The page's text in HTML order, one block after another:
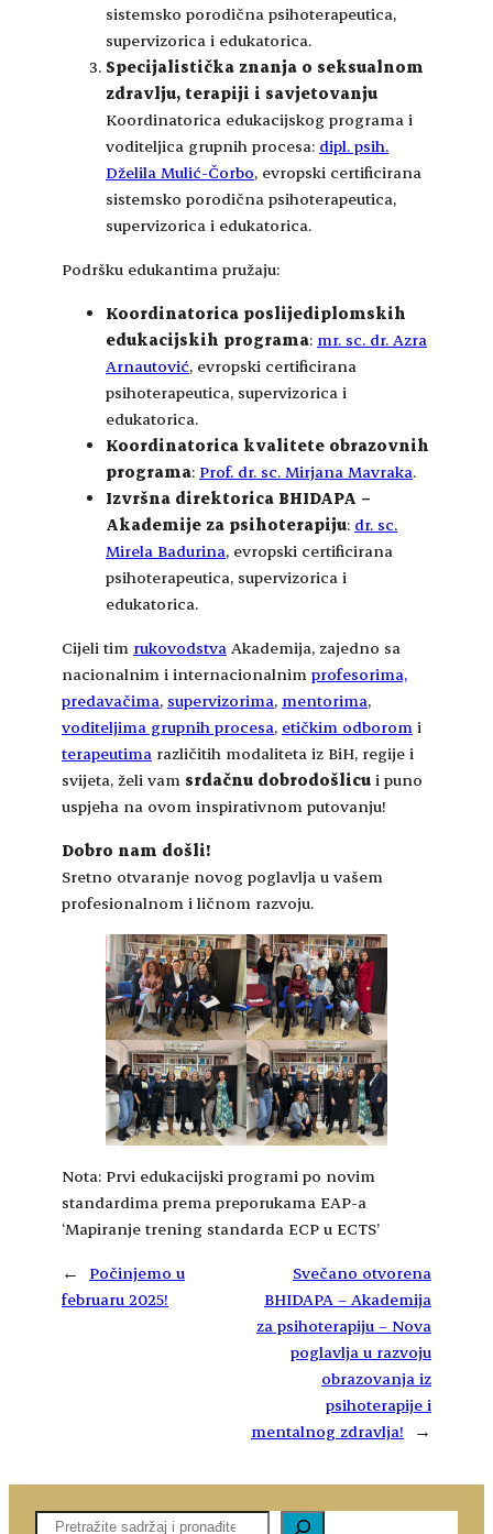
sistemsko porodična psihoterapeutica,
supervizorica i edukatorica.
Specijalistička znanja o seksualnom
zdravlju, terapiji i savjetovanju
Koordinatorica edukacijskog programa i
voditeljica grupnih procesa: dipl. psih.
Dželila Mulić-Čorbo, evropski certificirana
sistemsko porodična psihoterapeutica,
supervizorica i edukatorica.
Podršku edukantima pružaju:
Koordinatorica poslijediplomskih
edukacijskih programa: mr. sc. dr. Azra
Arnautović, evropski certificirana
psihoterapeutica, supervizorica i
edukatorica.
Koordinatorica kvalitete obrazovnih
programa: Prof. dr. sc. Mirjana Mavraka.
Izvršna direktorica BHIDAPA –
Akademije za psihoterapiju: dr. sc.
Mirela Badurina, evropski certificirana
psihoterapeutica, supervizorica i
edukatorica.
Cijeli tim rukovodstva Akademija, zajedno sa
nacionalnim i internacionalnim profesorima,
predavačima, supervizorima, mentorima,
voditeljima grupnih procesa, etičkim odborom i
terapeutima različitih modaliteta iz BiH, regije i
svijeta, želi vam srdačnu dobrodošlicu i puno
uspjeha na ovom inspirativnom putovanju!
Dobro nam došli!
Sretno otvaranje novog poglavlja u vašem
profesionalnom i ličnom razvoju.
Nota: Prvi edukacijski programi po novim
standardima prema preporukama EAP-a
‘Mapiranje trening standarda ECP u ECTS’
←
Počinjemo u
februaru 2025!
Svečano otvorena
BHIDAPA – Akademija
za psihoterapiju – Nova
poglavlja u razvoju
obrazovanja iz
psihoterapije i
mentalnog zdravlja!
→
Pretaga